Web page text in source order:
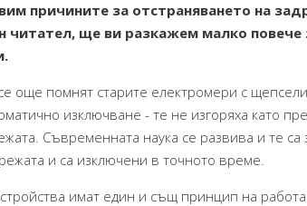
причините за отстраняването на
читател, ще ви разкажем малко
още помнят старите електромери с
изключване - те не изгоряха като
Съвременната наука се развива и те са
и са изключени в точното време.
имат един и същ принцип на